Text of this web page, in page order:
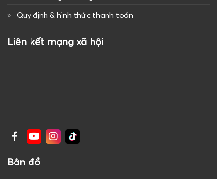
Quy định & hình thức thanh toán
Liên kết mạng xã hội
Bản đồ